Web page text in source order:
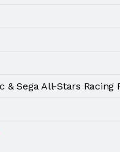
& Sega All-Stars Racing